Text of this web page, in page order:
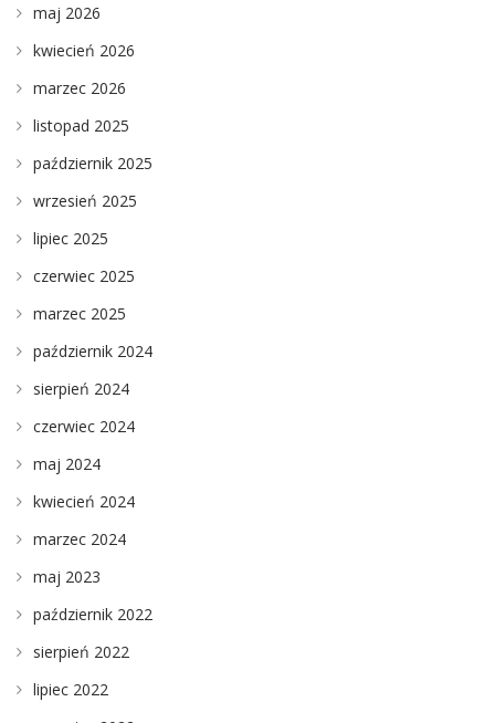
maj 2026
kwiecień 2026
marzec 2026
listopad 2025
październik 2025
wrzesień 2025
lipiec 2025
czerwiec 2025
marzec 2025
październik 2024
sierpień 2024
czerwiec 2024
maj 2024
kwiecień 2024
marzec 2024
maj 2023
październik 2022
sierpień 2022
lipiec 2022